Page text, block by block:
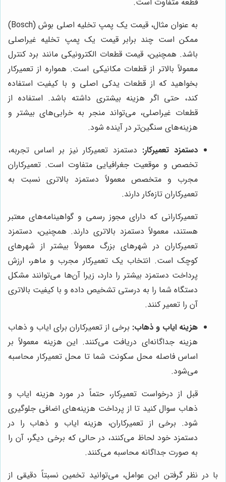
به عنوان مثال، قیمت یک پمپ تخلیه اصلی بوش (Bosch)
ممکن است چند برابر قیمت یک پمپ تخلیه غیراصلی
باشد. همچنین، قیمت قطعات الکترونیکی مانند برد کنترل
معمولاً بالاتر از قطعات مکانیکی است. همواره از تعمیرکار
بخواهید که از قطعات یدکی اصلی و با کیفیت استفاده
کند، حتی اگر هزینه بیشتری داشته باشد. استفاده از
قطعات غیراصلی، می‌تواند منجر به خرابی‌های بیشتر و
هزینه‌های سنگین‌تر در آینده شود.
دستمزد تعمیرکار: دستمزد تعمیرکار نیز بر اساس تجربه،
تخصص و موقعیت جغرافیایی متفاوت است. تعمیرکاران
مجرب و متخصص معمولاً دستمزد بالاتری نسبت به
تعمیرکاران تازه‌کار دارند.
تعمیرکارانی که دارای مجوز رسمی و گواهینامه‌های معتبر
هستند، معمولاً دستمزد بالاتری دارند. همچنین، دستمزد
تعمیرکاران در شهرهای بزرگ معمولاً بیشتر از شهرهای
کوچک است. انتخاب یک تعمیرکار مجرب و ماهر، ارزش
پرداخت دستمزد بیشتر را دارد، زیرا آن‌ها می‌توانند مشکل
دستگاه شما را به درستی تشخیص داده و با کیفیت بالاتری
آن را تعمیر کنند.
هزینه ایاب و ذهاب: برخی از تعمیرکاران برای ایاب و ذهاب
هزینه جداگانه‌ای دریافت می‌کنند. این هزینه معمولاً بر
اساس فاصله محل سکونت شما تا محل تعمیرکار محاسبه
می‌شود.
قبل از درخواست تعمیرکار، حتماً در مورد هزینه ایاب و
ذهاب سوال کنید تا از پرداخت هزینه‌های اضافی جلوگیری
شود. برخی از تعمیرکاران، هزینه ایاب و ذهاب را در
دستمزد خود لحاظ می‌کنند، در حالی که برخی دیگر، آن را
به صورت جداگانه محاسبه می‌کنند.
با در نظر گرفتن این عوامل، می‌توانید تخمین نسبتاً دقیقی از